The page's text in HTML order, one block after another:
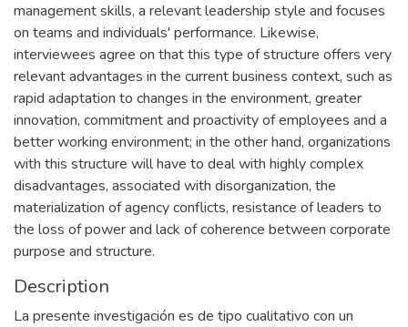
management skills, a relevant leadership style and focuses
on teams and individuals' performance. Likewise,
interviewees agree on that this type of structure offers very
relevant advantages in the current business context, such as
rapid adaptation to changes in the environment, greater
innovation, commitment and proactivity of employees and a
better working environment; in the other hand, organizations
with this structure will have to deal with highly complex
disadvantages, associated with disorganization, the
materialization of agency conflicts, resistance of leaders to
the loss of power and lack of coherence between corporate
purpose and structure.
Description
La presente investigación es de tipo cualitativo con un